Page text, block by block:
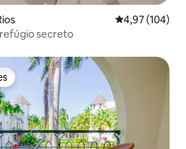
4,97 de uma
4,97 (104)
secreto